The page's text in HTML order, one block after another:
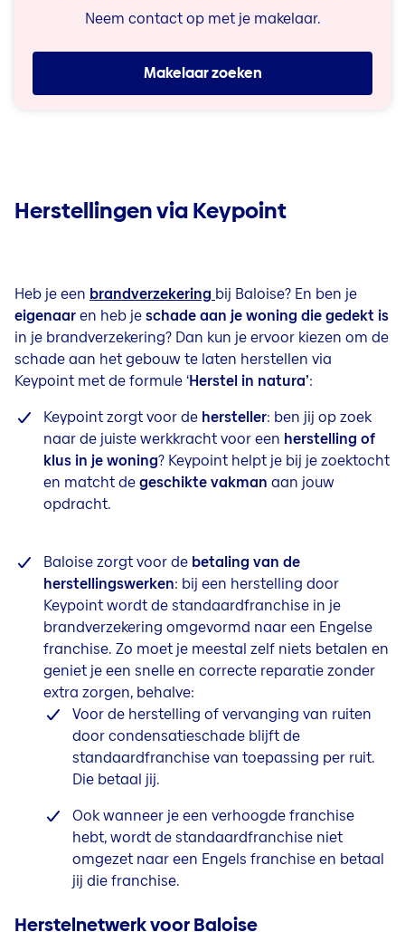
Neem contact op met je makelaar.
Makelaar zoeken
Herstellingen via Keypoint
Heb je een brandverzekering bij Baloise? En ben je
eigenaaren heb jeschade aan je woning die gedekt is
in je brandverzekering? Dan kun je ervoor kiezen om de
schade aan het gebouw te laten herstellen via
Keypoint met de formule ‘Herstel in natura’:
Keypoint zorgt voor de hersteller: ben jij op zoek
naar de juiste werkkracht voor een herstelling of
klus in je woning? Keypoint helpt je bij je zoektocht
en matcht degeschikte vakman aan jouw
opdracht.
Baloise zorgt voor de betaling van de
herstellingswerken: bij een herstelling door
Keypoint wordt de standaardfranchise in je
brandverzekering omgevormd naar een Engelse
franchise. Zo moet je meestal zelf niets betalen en
geniet je een snelle en correcte reparatie zonder
extra zorgen, behalve:
Voor de herstelling of vervanging van ruiten
door condensatieschade blijft de
standaardfranchise van toepassing per ruit.
Die betaal jij.
Ook wanneer je een verhoogde franchise
hebt, wordt de standaardfranchise niet
omgezet naar een Engels franchise en betaal
jij die franchise.
Herstelnetwerk voor Baloise